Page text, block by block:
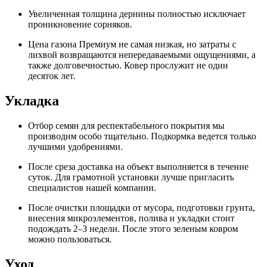
Увеличенная толщина дернины полностью исключает
проникновение сорняков.
Цена газона Премиум не самая низкая, но затраты с
лихвой возвращаются непередаваемыми ощущениями, а
также долговечностью. Ковер прослужит не один
десяток лет.
Укладка
Отбор семян для респектабельного покрытия мы
производим особо тщательно. Подкормка ведется только
лучшими удобрениями.
После среза доставка на объект выполняется в течение
суток. Для грамотной установки лучше пригласить
специалистов нашей компании.
После очистки площадки от мусора, подготовки грунта,
внесения микроэлементов, полива и укладки стоит
подождать 2–3 недели. После этого зеленым ковром
можно пользоваться.